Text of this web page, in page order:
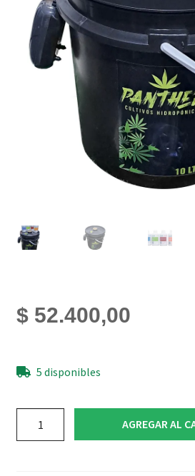
$52.400,00
5 disponibles
AGREGAR AL